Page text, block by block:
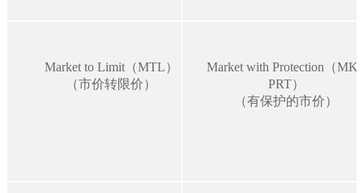
Market to Limit（MTL）
（市价转限价）
Market with Protection（
PRT）
（有保护的市价）